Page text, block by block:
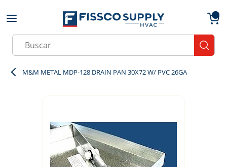
Skip to main content
Site Search
M&M METAL MDP-128 DRAIN PAN 30X72 W/ PVC 26GA